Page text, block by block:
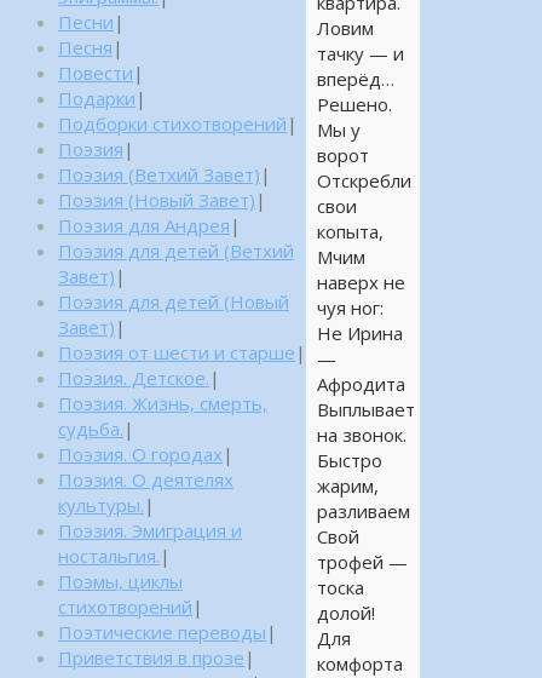
Ловим
тачку — и
вперёд…
Решено.
Мы у
ворот
Отскребли
свои
копыта,
Мчим
наверх не
чуя ног:
Не Ирина
—
Афродита
Выплывает
на звонок.
Быстро
жарим,
разливаем
Свой
трофей —
тоска
долой!
Для
комфорта
Песни |
Песня |
Повести |
Подарки |
Подборки стихотворений |
Поэзия |
Поэзия (Ветхий Завет) |
Поэзия (Новый Завет) |
Поэзия для Андрея |
Поэзия для детей (Ветхий
Завет) |
Поэзия для детей (Новый
Завет) |
Поэзия от шести и старше |
Поэзия. Детское. |
Поэзия. Жизнь, смерть,
судьба. |
Поэзия. О городах |
Поэзия. О деятелях
культуры. |
Поэзия. Эмиграция и
ностальгия. |
Поэмы, циклы
стихотворений |
Поэтические переводы |
Приветствия в прозе |